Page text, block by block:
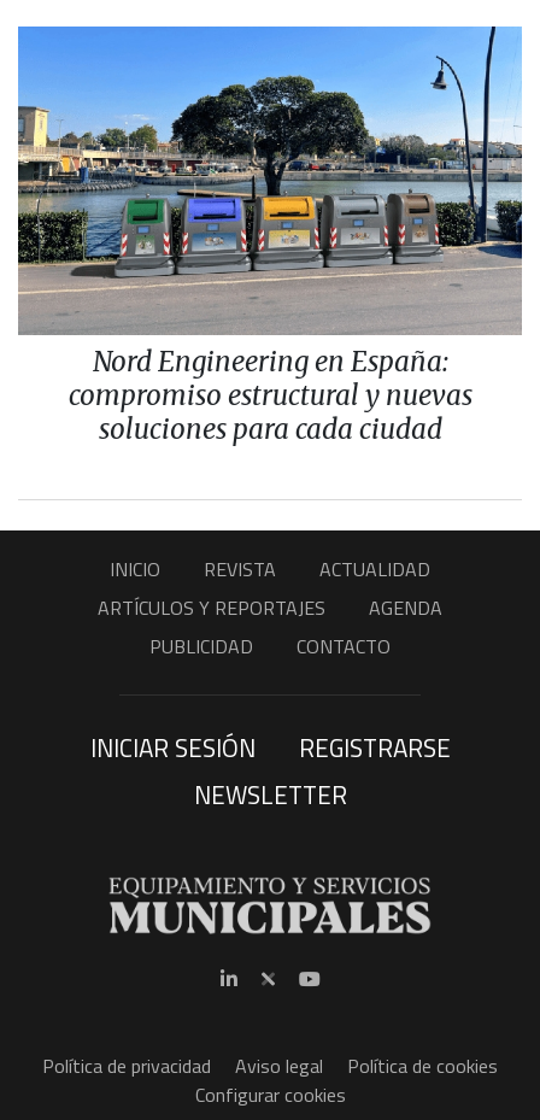
Nord Engineering en España:
compromiso estructural y nuevas
soluciones para cada ciudad
INICIO REVISTA
ACTUALIDAD
ARTÍCULOS Y REPORTAJES
AGENDA
PUBLICIDAD
CONTACTO
INICIAR SESIÓN
REGISTRARSE
NEWSLETTER
Política de privacidad Aviso legal
Política de cookies
Configurar cookies